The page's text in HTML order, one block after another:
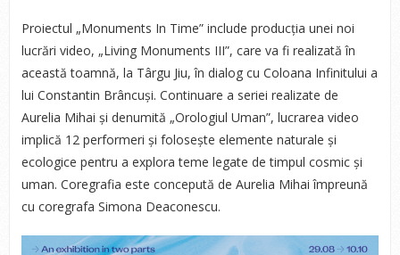
Proiectul „Monuments In Time” include producția unei noi
lucrări video, „Living Monuments III”, care va fi realizată în
această toamnă, la Târgu Jiu, în dialog cu Coloana Infinitului a
lui Constantin Brâncuși. Continuare a seriei realizate de
Aurelia Mihai și denumită „Orologiul Uman”, lucrarea video
implică 12 performeri și folosește elemente naturale și
ecologice pentru a explora teme legate de timpul cosmic și
uman. Coregrafia este concepută de Aurelia Mihai împreună
cu coregrafa Simona Deaconescu.